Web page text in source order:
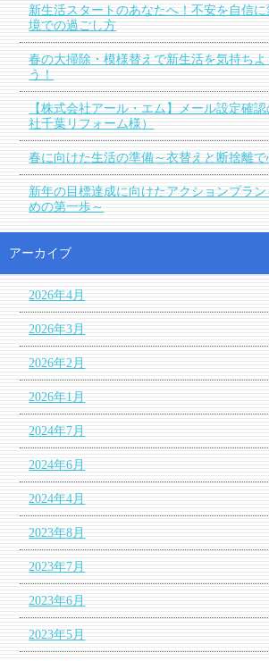
新生活スタートのあなたへ！不安を自信
境での過ごし方
春の大掃除・模様替えで新生活を気持ちよ
う！
【株式会社アール・エム】メール設定確
社千葉リフォーム様）
春に向けた生活の準備～衣替えと断捨離で
新年の目標達成に向けたアクションプラ
めの第一歩～
アーカイブ
2026年4月
2026年3月
2026年2月
2026年1月
2024年7月
2024年6月
2024年4月
2023年8月
2023年7月
2023年6月
2023年5月